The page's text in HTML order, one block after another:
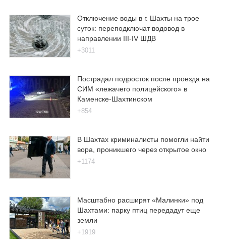
Отключение воды в г. Шахты на трое
суток: переподключат водовод в
направлении III-IV ШДВ
+3011
Пострадал подросток после проезда на
СИМ «лежачего полицейского» в
Каменске-Шахтинском
+854
В Шахтах криминалисты помогли найти
вора, проникшего через открытое окно
+1174
Масштабно расширят «Малинки» под
Шахтами: парку птиц передадут еще
земли
+1919